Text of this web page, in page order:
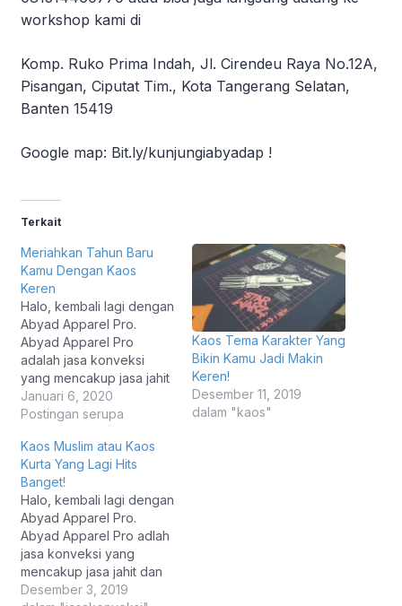
workshop kami di
Komp. Ruko Prima Indah, Jl. Cirendeu Raya No.12A,
Pisangan, Ciputat Tim., Kota Tangerang Selatan,
Banten 15419
Google map: Bit.ly/kunjungiabyadap !
Terkait
Meriahkan Tahun Baru
Kamu Dengan Kaos
Keren
Halo, kembali lagi dengan
Abyad Apparel Pro.
Abyad Apparel Pro
adalah jasa konveksi
yang mencakup jasa jahit
dan juga jasa konveksi,
Abyad Apparel Pro
memberikan informasi
yang menarik banget
buat kamu yang tertarik
pada dunia jasa konveksi
dan ingin mempunyai
brand sendiri. Pada
kesempatan kali ini,
Abyad Apparel…
Januari 6, 2020
Postingan serupa
Kaos Tema Karakter Yang
Bikin Kamu Jadi Makin
Keren!
Desember 11, 2019
dalam "kaos"
Kaos Muslim atau Kaos
Kurta Yang Lagi Hits
Banget!
Halo, kembali lagi dengan
Abyad Apparel Pro.
Abyad Apparel Pro adlah
jasa konveksi yang
mencakup jasa jahit dan
juga jasa sablon, Abyad
Desember 3, 2019